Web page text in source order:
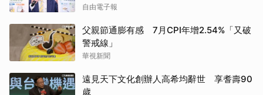
自由電子報
父親節通膨有感 7月CPI年增2.54%「又破
警戒線」
華視新聞
遠見天下文化創辦人高希均辭世 享耆壽90
歲